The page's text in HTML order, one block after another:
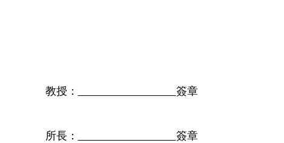
教授： 簽章
所長： 簽章